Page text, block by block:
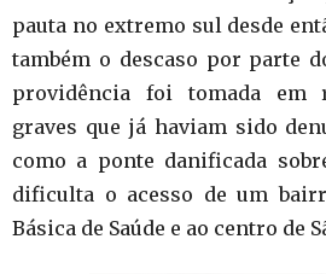
pauta no extremo sul desde
também o descaso por parte
providência foi tomada em
graves que já haviam sido
como a ponte danificada
dificulta o acesso de um
Básica de Saúde e ao centro de